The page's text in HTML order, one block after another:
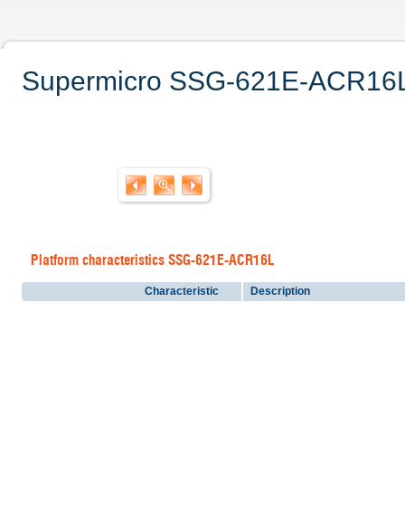
Supermicro SSG-621E-
Platform characteristics SSG-621E-ACR16L
Characteristic Description